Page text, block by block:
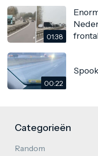
01:38
00:22
Categorieën
Random